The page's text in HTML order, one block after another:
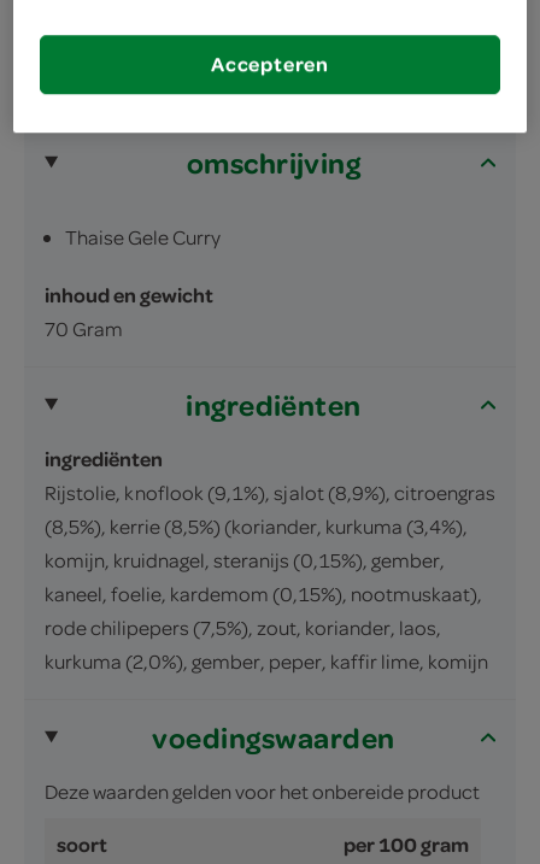
omschrijving
Thaise Gele Curry
inhoud en gewicht
70 Gram
ingrediënten
ingrediënten
Rijstolie, knoflook (9,1%), sjalot (8,9%), citroengras
(8,5%), kerrie (8,5%) (koriander, kurkuma (3,4%),
komijn, kruidnagel, steranijs (0,15%), gember,
kaneel, foelie, kardemom (0,15%), nootmuskaat),
rode chilipepers (7,5%), zout, koriander, laos,
kurkuma (2,0%), gember, peper, kaffir lime, komijn
voedingswaarden
Deze waarden gelden voor het onbereide product
soort per 100 gram
Accepteren